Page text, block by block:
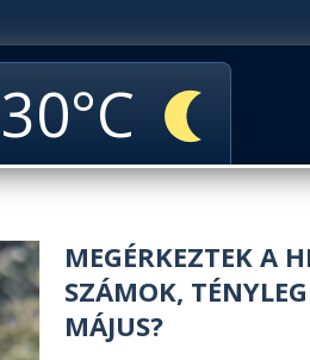
30
MEGÉRKEZTEK A
SZÁMOK,
MÁJUS?